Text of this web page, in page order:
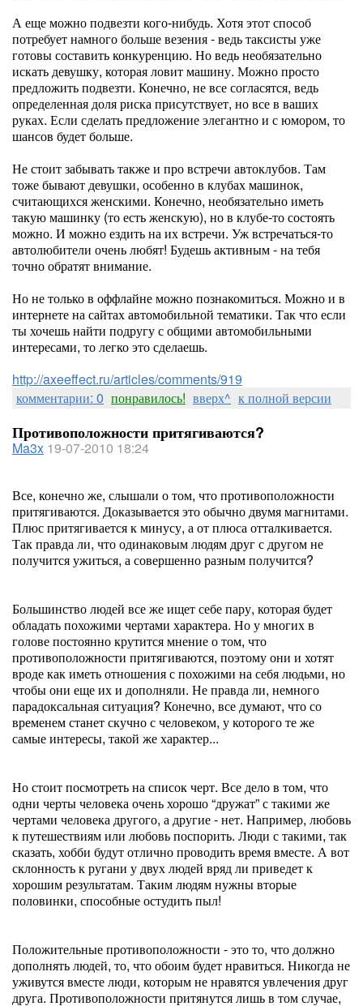
А еще можно подвезти кого-нибудь. Хотя этот способ
потребует намного больше везения - ведь таксисты уже
готовы составить конкуренцию. Но ведь необязательно
искать девушку, которая ловит машину. Можно просто
предложить подвезти. Конечно, не все согласятся, ведь
определенная доля риска присутствует, но все в ваших
руках. Если сделать предложение элегантно и с юмором, то
шансов будет больше.
Не стоит забывать также и про встречи автоклубов. Там
тоже бывают девушки, особенно в клубах машинок,
считающихся женскими. Конечно, необязательно иметь
такую машинку (то есть женскую), но в клубе-то состоять
можно. И можно ездить на их встречи. Уж встречаться-то
автолюбители очень любят! Будешь активным - на тебя
точно обратят внимание.
Но не только в оффлайне можно познакомиться. Можно и в
интернете на сайтах автомобильной тематики. Так что если
ты хочешь найти подругу с общими автомобильными
интересами, то легко это сделаешь.
http://axeeffect.ru/articles/comments/919
комментарии: 0 понравилось! вверх^ к полной версии
Противоположности притягиваются?
Ma3x 19-07-2010 18:24
Все, конечно же, слышали о том, что противоположности
притягиваются. Доказывается это обычно двумя магнитами.
Плюс притягивается к минусу, а от плюса отталкивается.
Так правда ли, что одинаковым людям друг с другом не
получится ужиться, а совершенно разным получится?
Большинство людей все же ищет себе пару, которая будет
обладать похожими чертами характера. Но у многих в
голове постоянно крутится мнение о том, что
противоположности притягиваются, поэтому они и хотят
вроде как иметь отношения с похожими на себя людьми, но
чтобы они еще их и дополняли. Не правда ли, немного
парадоксальная ситуация? Конечно, все думают, что со
временем станет скучно с человеком, у которого те же
самые интересы, такой же характер...
Но стоит посмотреть на список черт. Все дело в том, что
одни черты человека очень хорошо “дружат” с такими же
чертами человека другого, а другие - нет. Например, любовь
к путешествиям или любовь поспорить. Люди с такими, так
сказать, хобби будут отлично проводить время вместе. А вот
склонность к ругани у двух людей вряд ли приведет к
хорошим результатам. Таким людям нужны вторые
половинки, способные остудить пыл!
Положительные противоположности - это то, что должно
дополнять людей, то, что обоим будет нравиться. Никогда не
уживутся вместе люди, которым не нравятся увлечения друг
друга. Противоположности притянутся лишь в том случае,